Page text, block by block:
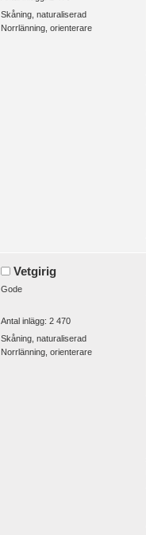
Skåning, naturaliserad
Norrlänning, orienterare
Vetgirig
Gode
Antal inlägg: 2 470
Skåning, naturaliserad
Norrlänning, orienterare